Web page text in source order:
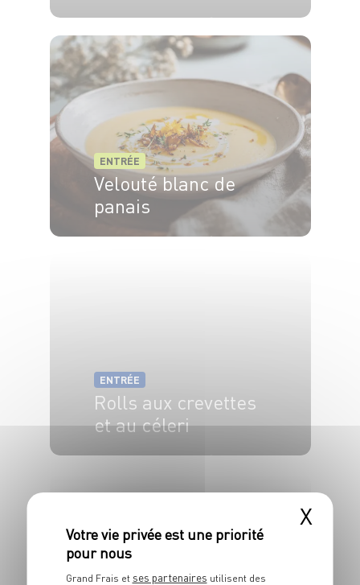
ENTRÉE
Velouté blanc de
panais
ENTRÉE
Rolls aux crevettes
et au céleri
X
Grand Frais et ses partenaires utilisent des